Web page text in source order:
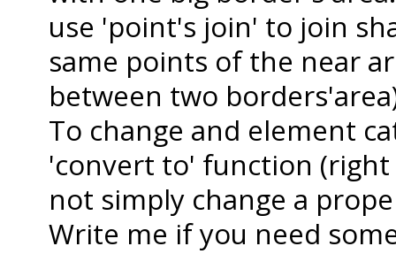
use 'point's join' to join
same points of the near
between two
To change and element
'convert to' function (right
not simply change a
Write me if you need